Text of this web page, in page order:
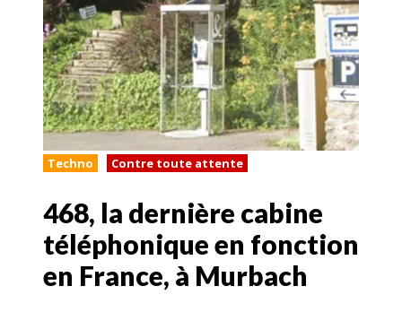
Techno Contre toute attente
468, la dernière cabine
téléphonique en fonction
en France, à Murbach